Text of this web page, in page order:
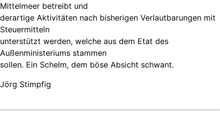
Mittelmeer betreibt und
derartige Aktivitäten nach bisherigen Verlautbarungen mit
Steuermitteln
unterstützt werden, welche aus dem Etat des
Außenministeriums stammen
sollen. Ein Schelm, dem böse Absicht schwant.
Jörg Stimpfig